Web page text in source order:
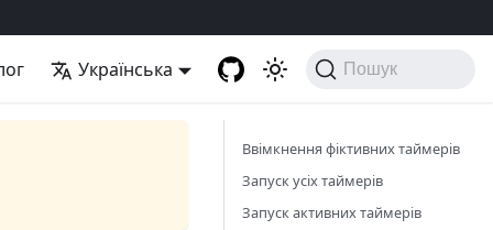
Українська Пошук
Ввімкнення фіктивних таймерів
Запуск усіх таймерів
Запуск активних таймерів